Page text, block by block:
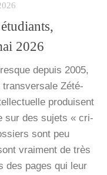
2026
depuis 2005,
trans­ver­sale Zété­
pro­duisent
sur des sujets « cri­
sont peu
vrai­ment de très
des pages qui leur